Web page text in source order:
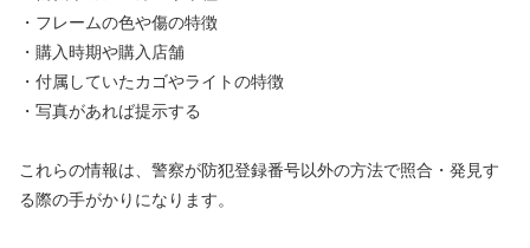
・フレームの色や傷の特徴
・購入時期や購入店舗
・付属していたカゴやライトの特徴
・写真があれば提示する
これらの情報は、警察が防犯登録番号以外の方法で照合・発見す
る際の手がかりになります。